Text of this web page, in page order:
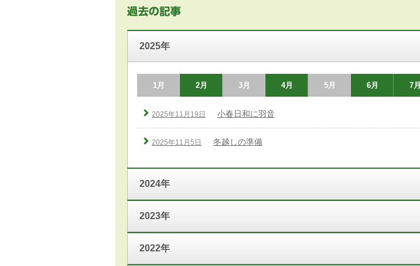
2025年
1月 2月 3月 4月 5月 6月 7月
2025年11月19日 小春日和に羽音
2025年11月5日 冬越しの準備
2024年
2023年
2022年